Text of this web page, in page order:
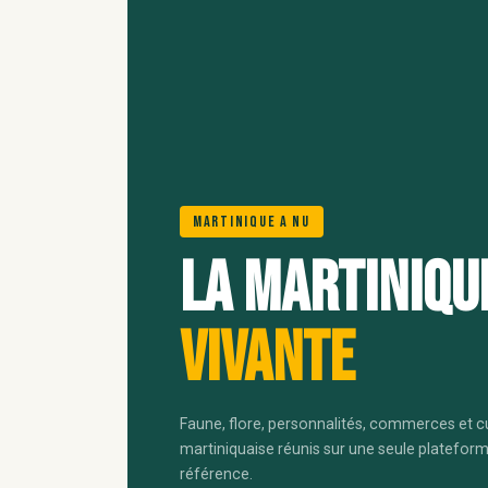
Martinique A Nu
La
vivante
Faune, flore, personnalités, commerces et
martiniquaise réunis sur une seule
référence.